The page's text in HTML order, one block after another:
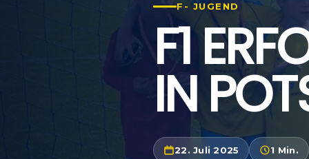
F- JUGEND
F1
IN
22. Juli 2025 1 Min.